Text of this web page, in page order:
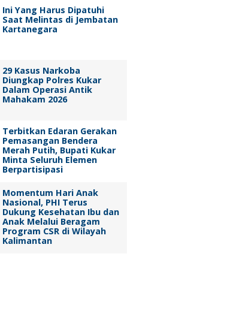
Ini Yang Harus Dipatuhi
Saat Melintas di Jembatan
Kartanegara
29 Kasus Narkoba
Diungkap Polres Kukar
Dalam Operasi Antik
Mahakam 2026
Terbitkan Edaran Gerakan
Pemasangan Bendera
Merah Putih, Bupati Kukar
Minta Seluruh Elemen
Berpartisipasi
Momentum Hari Anak
Nasional, PHI Terus
Dukung Kesehatan Ibu dan
Anak Melalui Beragam
Program CSR di Wilayah
Kalimantan